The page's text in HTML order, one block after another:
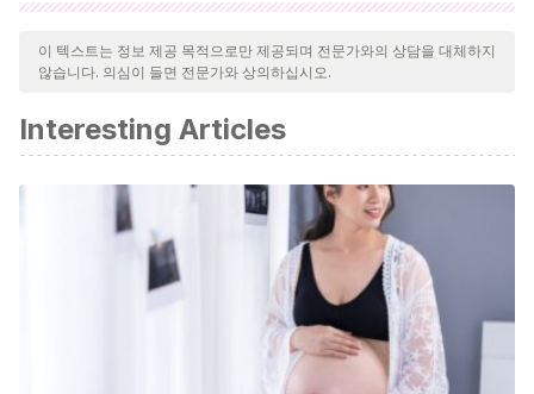
인용된 모든 출처는 우리 팀에 의해 집요하게 검토되어 질의의 질,
신뢰성, 시대에 맞음 및 타당성을 보장하기 위해 처리되었습니다.
이 문서의 참고 문헌은 신뢰성이 있으며 학문적 또는 과학적으로 정
Calpa, A. C. S., & Delgado, D. G. M.
Smartphone en los procesos de aprendizaje y enseñanza.
Suma de Negocios
(17), 11-18.
https://www.sciencedirect.com/science/article/pii/
Bringué, X., & Sádaba-Chalezquer, C.(2010). Niños y
adolescentes españoles ante las pantallas: rasgos
configuradores de una generación interactiva.
https://dadun.unav.edu/bitstream/10171/18443/1/n15-
이 텍스트는 정보 제공 목적으로만 제공되며 전문가와의 상담을 대체하지
않습니다. 의심이 들면 전문가와 상의하십시오.
Interesting Articles